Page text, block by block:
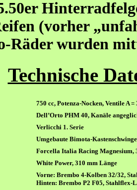
(vorher
Räder wurden
Technische
750 cc, Potenza-Nocken, Ventile A
Dell’Orto PHM 40, Kanäle
Verlicchi 1. Serie
Umgebaute Bimota-
Forcella Italia Racing Magnesium,
White Power, 310 mm Länge
Vorne: Brembo 4-Kolben 32/32,
Hinten: Brembo P2 F05, Stahlflex-